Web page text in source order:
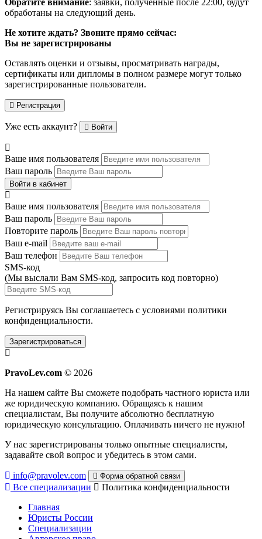
обработаны на следующий день.
Не хотите ждать? Звоните прямо сейчас:
Вы не зарегистрированы
Оставлять оценки и отзывы, просматривать награды,
сертификаты или дипломы в полном размере могут только
зарегистрированные пользователи.
Регистрация
Уже есть аккаунт? Войти
Ваше имя пользователя
Ваш пароль
Войти в кабинет
Ваше имя пользователя
Ваш пароль
Повторите пароль
Ваш e-mail
Ваш телефон
SMS-код
(Мы выслали Вам SMS-код, запросить код повторно)
Регистрируясь Вы соглашаетесь с условиями политики
конфиденциальности.
Зарегистрироваться
PravoLev.com © 2026
На нашем сайте Вы сможете подобрать частного юриста или
же юридическую компанию. Обращаясь к нашим
специалистам, Вы получите абсолютно бесплатную
юридическую консультацию. Оплачивать ничего не нужно!
У нас зарегистрированы только опытные специалисты,
задавайте свой вопрос и убедитесь в этом сами.
info@pravolev.com Форма обратной связи
Все специализации
Политика конфиденциальности
Главная
Юристы России
Специализации